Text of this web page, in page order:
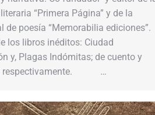
“Primera Página” y de la
de poesía “Memorabilia ediciones”.
los libros inéditos: Ciudad
y, Plagas Indómitas; de cuento y
respectivamente. …